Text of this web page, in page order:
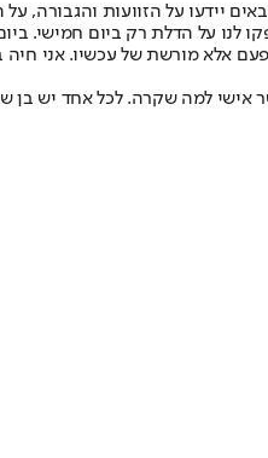
יידעו על הזוועות והגבורה,
לנו על הדלת רק ביום חמישי.
מורשת של עכשיו. אני חיה
למה שקרה. לכל אחד יש בן